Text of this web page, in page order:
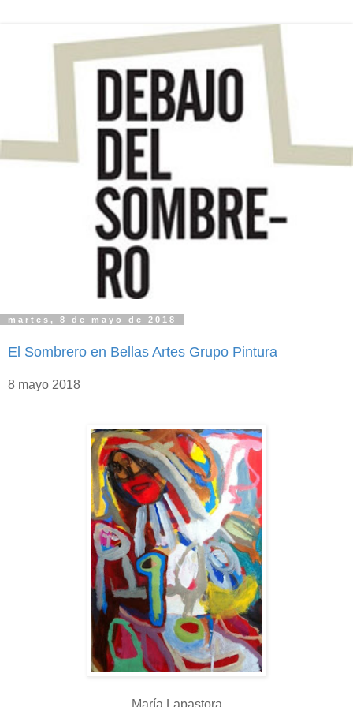
martes, 8 de mayo de 2018
El Sombrero en Bellas Artes Grupo Pintura
8 mayo 2018
María Lapastora